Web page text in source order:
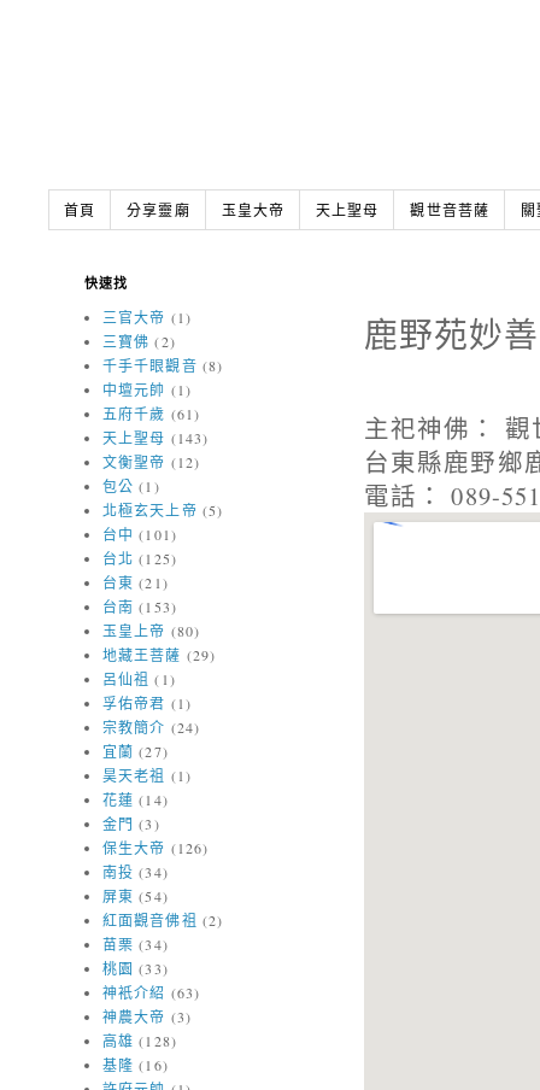
首頁 分享靈廟 玉皇大帝 天上聖母 觀世音菩薩
鹿野苑妙
主祀神佛：
台東縣鹿野鄉
電話： 089-
快速找
三官大帝 (1)
三寶佛 (2)
千手千眼觀音 (8)
中壇元帥 (1)
五府千歲 (61)
天上聖母 (143)
文衡聖帝 (12)
包公 (1)
北極玄天上帝 (5)
台中 (101)
台北 (125)
台東 (21)
台南 (153)
玉皇上帝 (80)
地藏王菩薩 (29)
呂仙祖 (1)
孚佑帝君 (1)
宗教簡介 (24)
宜蘭 (27)
昊天老祖 (1)
花蓮 (14)
金門 (3)
保生大帝 (126)
南投 (34)
屏東 (54)
紅面觀音佛祖 (2)
苗栗 (34)
桃園 (33)
神衹介紹 (63)
神農大帝 (3)
高雄 (128)
基隆 (16)